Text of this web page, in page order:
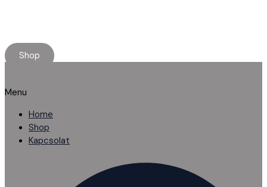
Shop
Menu
Home
Shop
Kapcsolat